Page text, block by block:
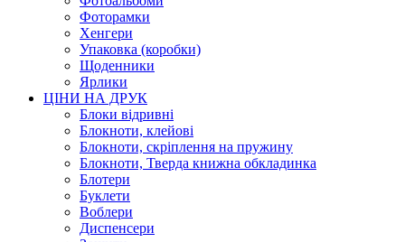
Фоторамки
Хенгери
Упаковка (коробки)
Щоденники
Ярлики
ЦІНИ НА ДРУК
Блоки відривні
Блокноти, клейові
Блокноти, скріплення на пружину
Блокноти, Тверда книжна обкладинка
Блотери
Буклети
Воблери
Диспенсери